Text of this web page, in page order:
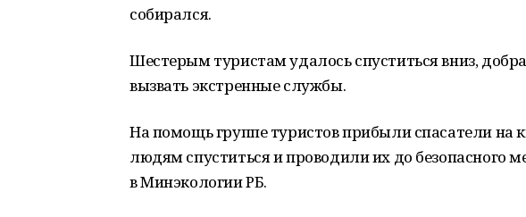
собирался.
Шестерым туристам удалось спуститься вниз,
вызвать экстренные службы.
На помощь группе туристов прибыли спасатели на
людям спуститься и проводили их до безопасного
в Минэкологии РБ.